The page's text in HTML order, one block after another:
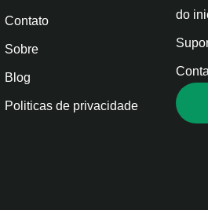
Contato
Sobre
Blog
Politicas de privacidade
do